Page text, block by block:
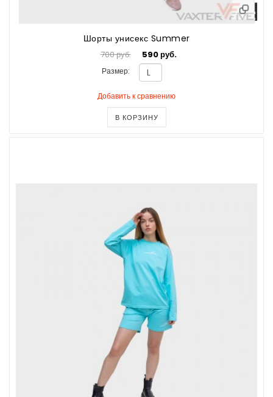
Шорты унисекс Summer
700 руб. 590 руб.
Размер:
Добавить к сравнению
В КОРЗИНУ